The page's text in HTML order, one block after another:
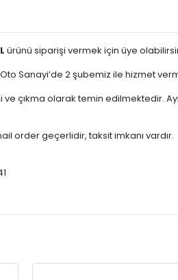
ürünü siparişi vermek için üye
Sanayi’de 2 şubemiz ile hizmet
çıkma olarak temin edilmektedir.
order geçerlidir, taksit imkanı vardır.